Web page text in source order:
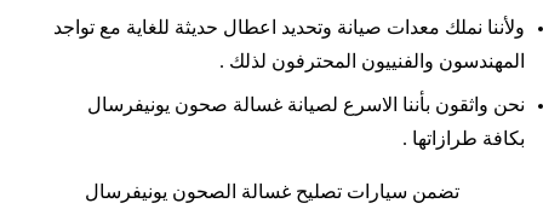
ولأننا نملك معدات صيانة وتحديد اعطال حديثة للغاية مع تواجد
المهندسون والفنييون المحترفون لذلك .
نحن واثقون بأننا الاسرع لصيانة غسالة صحون يونيفرسال
بكافة طرازاتها .
تضمن سيارات تصليح غسالة الصحون يونيفرسال